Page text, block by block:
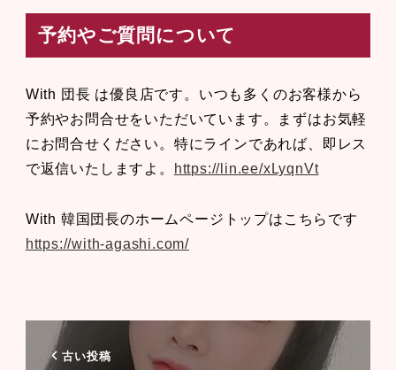
予約やご質問について
With 団長 は優良店です。いつも多くのお客様から
予約やお問合せをいただいています。まずはお気軽
にお問合せください。特にラインであれば、即レス
で返信いたしますよ。
https://lin.ee/xLyqnVt
With 韓国団長のホームページトップはこちらです
https://with-agashi.com/
古い投稿